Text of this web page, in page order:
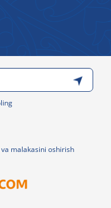
malakasini oshirish